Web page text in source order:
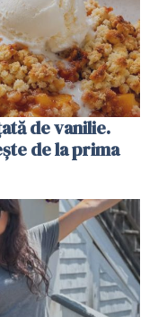
de vanilie.
de la prima